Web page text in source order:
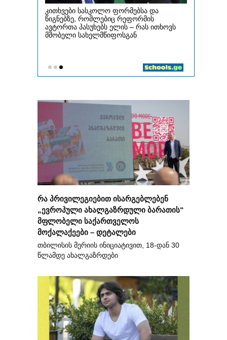
რა პრივილეგიებით ისარგებლებენ
„ევროპული ახალგაზრდული ბარათის“
მფლობელი საქართველოს
მოქალაქეები – დეტალები
თბილისის მერიის ინიციატივით, 18-დან 30
წლამდე ახალგაზრდები